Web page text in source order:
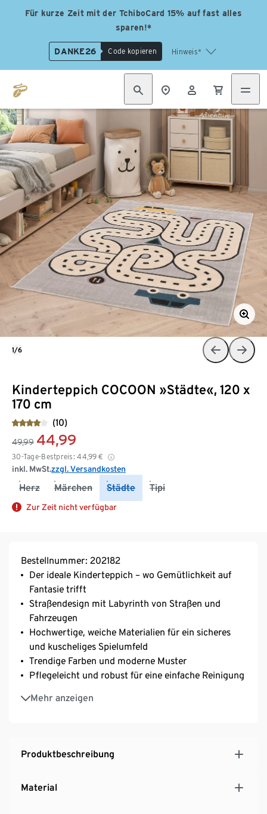
Für kurze Zeit mit der TchiboCard 15% auf fast alles
sparen!*
DANKE26 Code kopieren Hinweis*
Kinderteppich COCOON »Städte«, 120 x
170 cm
(10)
49,99 44,99
30-Tage-Bestpreis: 44,99 €
inkl. MwSt.zzgl. Versandkosten
Herz Märchen Städte Tipi
Zur Zeit nicht verfügbar
1/6
Bestellnummer: 202182
Der ideale Kinderteppich – wo Gemütlichkeit auf
Fantasie trifft
Straßendesign mit Labyrinth von Straßen und
Fahrzeugen
Hochwertige, weiche Materialien für ein sicheres
und kuscheliges Spielumfeld
Trendige Farben und moderne Muster
Pflegeleicht und robust für eine einfache Reinigung
Mehr anzeigen
Extraweich für Komfort und gepolstert, um Stürze
abzumildern
Produktbeschreibung
Material